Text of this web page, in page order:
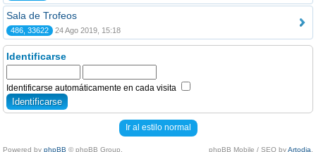
Sala de Trofeos
486, 33622 24 Ago 2019, 15:18
Identificarse
Identificarse automáticamente en cada visita
Ir al estilo normal
Powered by phpBB © phpBB Group. phpBB Mobile / SEO byArtodia